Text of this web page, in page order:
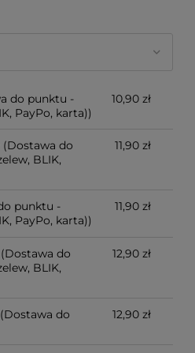
do punktu -
PayPo, karta))
10,90 zł
(Dostawa do
BLIK,
11,90 zł
punktu -
PayPo, karta))
11,90 zł
(Dostawa do
BLIK,
12,90 zł
(Dostawa do
12,90 zł